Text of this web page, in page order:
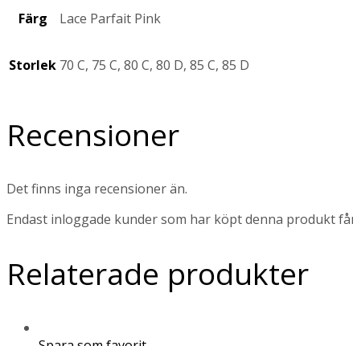
Färg Lace Parfait Pink
Storlek 70 C, 75 C, 80 C, 80 D, 85 C, 85 D
Recensioner
Det finns inga recensioner än.
Endast inloggade kunder som har köpt denna produkt
Relaterade produkter